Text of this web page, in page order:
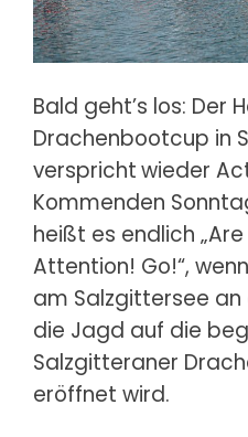
Bald geht’s los: Der
Drachenbootcup in
versprichtwieder
Kommenden
heißt es endlich
Attention! Go!“,
am Salzgittersee
die Jagd auf die
Salzgitteraner
eröffnet wird.